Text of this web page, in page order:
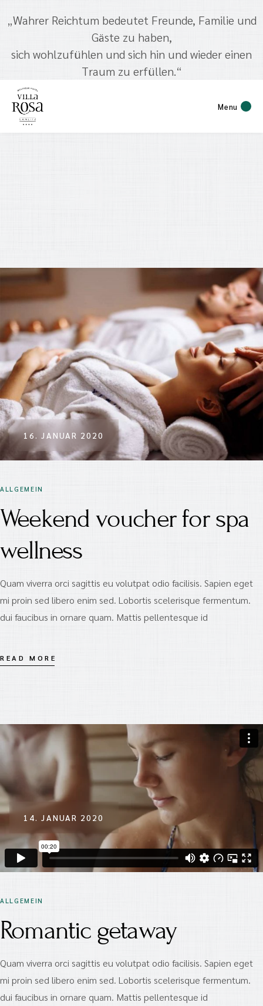
„Wahrer Reichtum bedeutet Freunde, Familie und
Gäste zu haben,
sich wohlzufühlen und sich hin und wieder einen
Traum zu erfüllen.“
Menu
16. JANUAR 2020
ALLGEMEIN
Weekend voucher for spa
wellness
Quam viverra orci sagittis eu volutpat odio facilisis. Sapien eget
mi proin sed libero enim sed. Lobortis scelerisque fermentum.
dui faucibus in ornare quam. Mattis pellentesque id
READ MORE
14. JANUAR 2020
ALLGEMEIN
Romantic getaway
Quam viverra orci sagittis eu volutpat odio facilisis. Sapien eget
mi proin sed libero enim sed. Lobortis scelerisque fermentum.
dui faucibus in ornare quam. Mattis pellentesque id